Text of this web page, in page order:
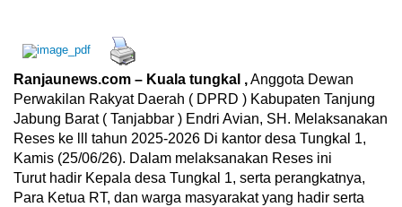
Ranjaunews.com – Kuala tungkal ,Anggota Dewan
Perwakilan Rakyat Daerah ( DPRD ) Kabupaten Tanjung
Jabung Barat ( Tanjabbar ) Endri Avian, SH. Melaksanakan
Reses ke lll tahun 2025-2026 Di kantor desa Tungkal 1,
Kamis (25/06/26). Dalam melaksanakan Reses ini
Turut hadir Kepala desa Tungkal 1, serta perangkatnya,
Para Ketua RT, dan warga masyarakat yang hadir serta